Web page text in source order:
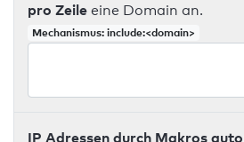
pro Zeile eine Domain an.
Mechanismus: include:<domain>
IP Adressen durch Makros